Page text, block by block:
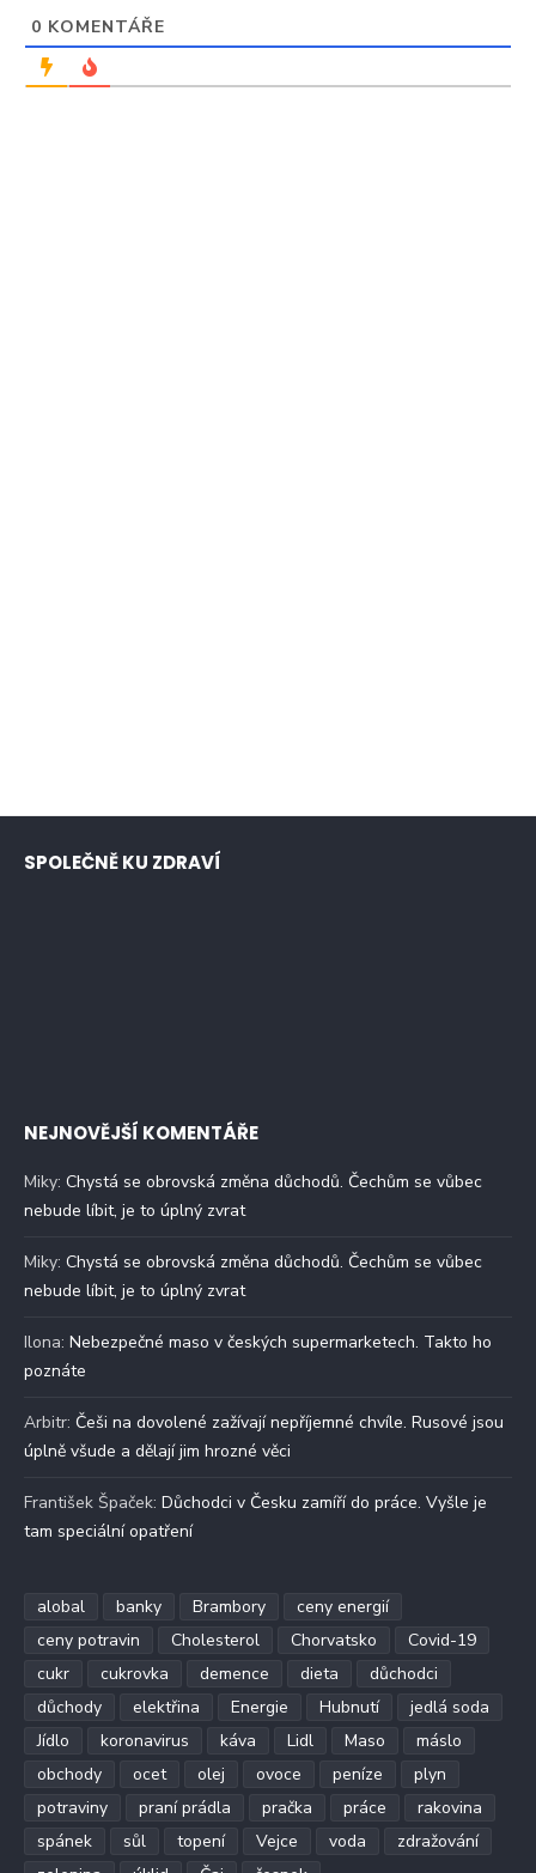
0 KOMENTÁŘE
SPOLEČNĚ KU ZDRAVÍ
NEJNOVĚJŠÍ KOMENTÁŘE
Miky: Chystá se obrovská změna důchodů. Čechům se vůbec
nebude líbit, je to úplný zvrat
Miky: Chystá se obrovská změna důchodů. Čechům se vůbec
nebude líbit, je to úplný zvrat
Ilona: Nebezpečné maso v českých supermarketech. Takto ho
poznáte
Arbitr: Češi na dovolené zažívají nepříjemné chvíle. Rusové jsou
úplně všude a dělají jim hrozné věci
František Špaček: Důchodci v Česku zamíří do práce. Vyšle je
tam speciální opatření
alobal banky Brambory
ceny energií
ceny potravin
Cholesterol Chorvatsko
Covid-19
cukr
cukrovka demence dieta
důchodci
důchody
elektřina Energie Hubnutí
jedlá soda
Jídlo
koronavirus káva Lidl Maso
máslo
obchody
ocet olej ovoce peníze
plyn
potraviny
praní prádla pračka práce
rakovina
spánek
sůl topení Vejce voda
zdražování